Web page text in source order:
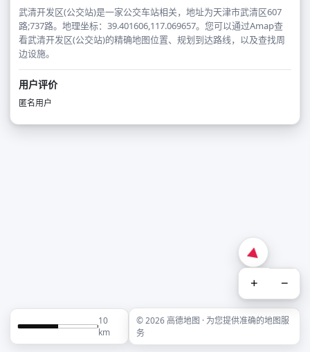
武清开发区(公交站)是一家公交车站相关，地址为天津市武清区607
路;737路。地理坐标：39.401606,117.069657。您可以通过Amap查
看武清开发区(公交站)的精确地图位置、规划到达路线，以及查找周
边设施。
用户评价
匿名用户
+ −
10
km
© 2026 高德地图 · 为您提供准确的地图服
务